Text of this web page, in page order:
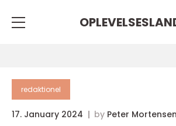
redaktionel
17. January 2024 by Peter Mortensen